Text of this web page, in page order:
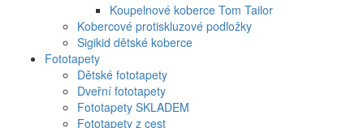
Koupelnové koberce Tom Tailor
Kobercové protiskluzové podložky
Sigikid dětské koberce
Fototapety
Dětské fototapety
Dveřní fototapety
Fototapety SKLADEM
Fototapety z cest